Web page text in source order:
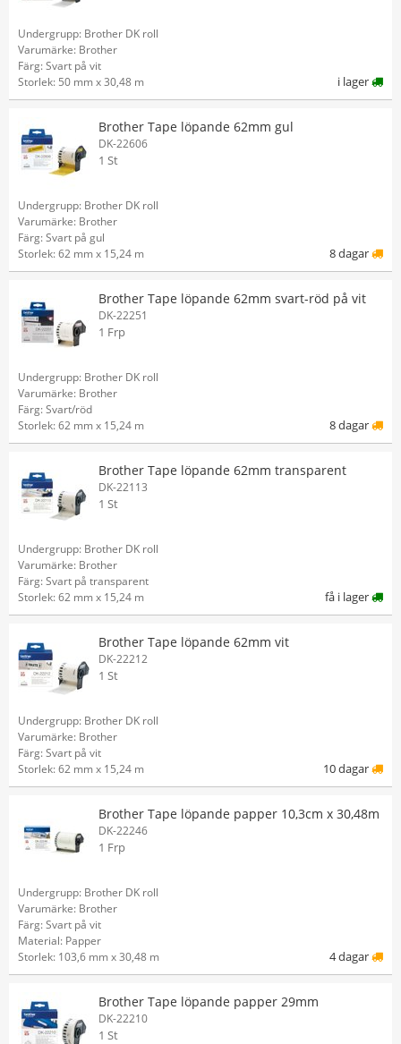
Undergrupp: Brother DK roll
Varumärke: Brother
Färg: Svart på vit
Storlek: 50 mm x 30,48 m
i lager
Brother Tape löpande 62mm gul
DK-22606
1 St
Undergrupp: Brother DK roll
Varumärke: Brother
Färg: Svart på gul
Storlek: 62 mm x 15,24 m
8 dagar
Brother Tape löpande 62mm svart-röd på vit
DK-22251
1 Frp
Undergrupp: Brother DK roll
Varumärke: Brother
Färg: Svart/röd
Storlek: 62 mm x 15,24 m
8 dagar
Brother Tape löpande 62mm transparent
DK-22113
1 St
Undergrupp: Brother DK roll
Varumärke: Brother
Färg: Svart på transparent
Storlek: 62 mm x 15,24 m
få i lager
Brother Tape löpande 62mm vit
DK-22212
1 St
Undergrupp: Brother DK roll
Varumärke: Brother
Färg: Svart på vit
Storlek: 62 mm x 15,24 m
10 dagar
Brother Tape löpande papper 10,3cm x 30,48m
DK-22246
1 Frp
Undergrupp: Brother DK roll
Varumärke: Brother
Färg: Svart på vit
Material: Papper
Storlek: 103,6 mm x 30,48 m
4 dagar
Brother Tape löpande papper 29mm
DK-22210
1 St